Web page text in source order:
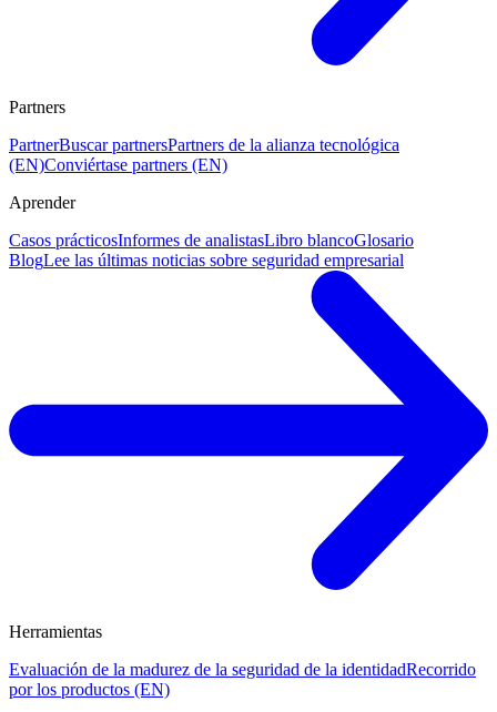
Partners
PartnerBuscar partnersPartners de la alianza tecnológica
(EN)Conviértase partners (EN)
Aprender
Casos prácticosInformes de analistasLibro blancoGlosario
BlogLee las últimas noticias sobre seguridad empresarial
Herramientas
Evaluación de la madurez de la seguridad de la identidadRecorrido
por los productos (EN)